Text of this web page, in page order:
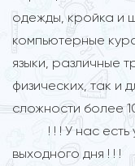
одежды, кройка и
компьютерные
языки, различные
физических, так и
сложности более
! ! ! У нас есть
выходного дня ! ! !